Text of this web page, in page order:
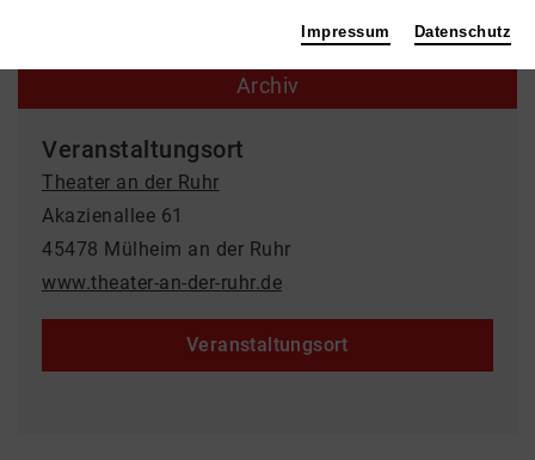
Archiv
Veranstaltungsort
Theater an der Ruhr
Akazienallee 61
45478 Mülheim an der Ruhr
www.theater-an-der-ruhr.de
Veranstaltungsort
Impressum Datenschutz